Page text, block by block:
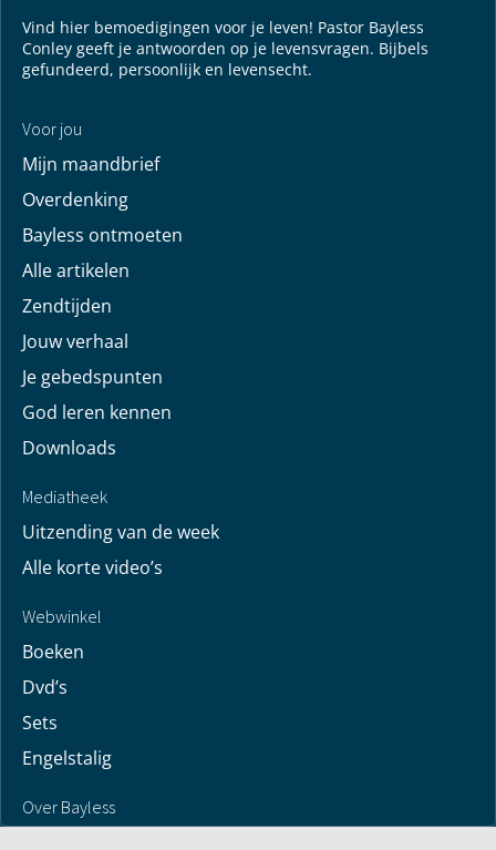
Vind hier bemoedigingen voor je leven! Pastor Bayless
Voor jou
Mijn maandbrief
Overdenking
Bayless ontmoeten
Alle artikelen
Zendtijden
Jouw verhaal
Je gebedspunten
God leren kennen
Downloads
Mediatheek
Uitzending van de week
Alle korte video’s
Webwinkel
Boeken
Dvd’s
Sets
Engelstalig